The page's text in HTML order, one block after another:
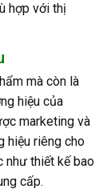
hợp với thị
mà còn là
hiệu của
marketing và
hiệu riêng cho
như thiết kế bao
cấp.